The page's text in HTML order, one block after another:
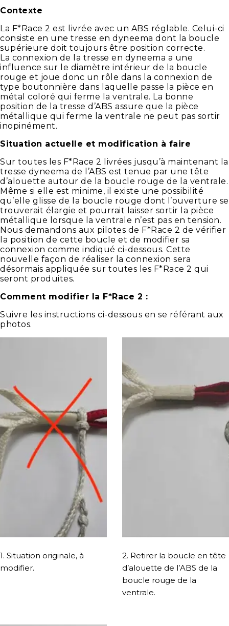
Contexte
La F*Race 2 est livrée avec un ABS réglable. Celui-ci
consiste en une tresse en dyneema dont la boucle
supérieure doit toujours être position correcte.
La connexion de la tresse en dyneema a une
influence sur le diamètre intérieur de la boucle
rouge et joue donc un rôle dans la connexion de
type boutonnière dans laquelle passe la pièce en
métal coloré qui ferme la ventrale. La bonne
position de la tresse d’ABS assure que la pièce
métallique qui ferme la ventrale ne peut pas sortir
inopinément.
Situation actuelle et modification à faire
Sur toutes les F*Race 2 livrées jusqu’à maintenant la
tresse dyneema de l’ABS est tenue par une tête
d’alouette autour de la boucle rouge de la ventrale.
Même si elle est minime, il existe une possibilité
qu’elle glisse de la boucle rouge dont l’ouverture se
trouverait élargie et pourrait laisser sortir la pièce
métallique lorsque la ventrale n’est pas en tension.
Nous demandons aux pilotes de F*Race 2 de vérifier
la position de cette boucle et de modifier sa
connexion comme indiqué ci-dessous. Cette
nouvelle façon de réaliser la connexion sera
désormais appliquée sur toutes les F*Race 2 qui
seront produites.
Comment modifier la F*Race 2 :
Suivre les instructions ci-dessous en se référant aux
photos.
1. Situation originale, à
modifier.
2. Retirer la boucle en tête
d’alouette de l’ABS de la
boucle rouge de la
ventrale.